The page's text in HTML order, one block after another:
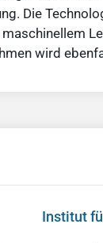
Die
maschinellem
wird
Institut